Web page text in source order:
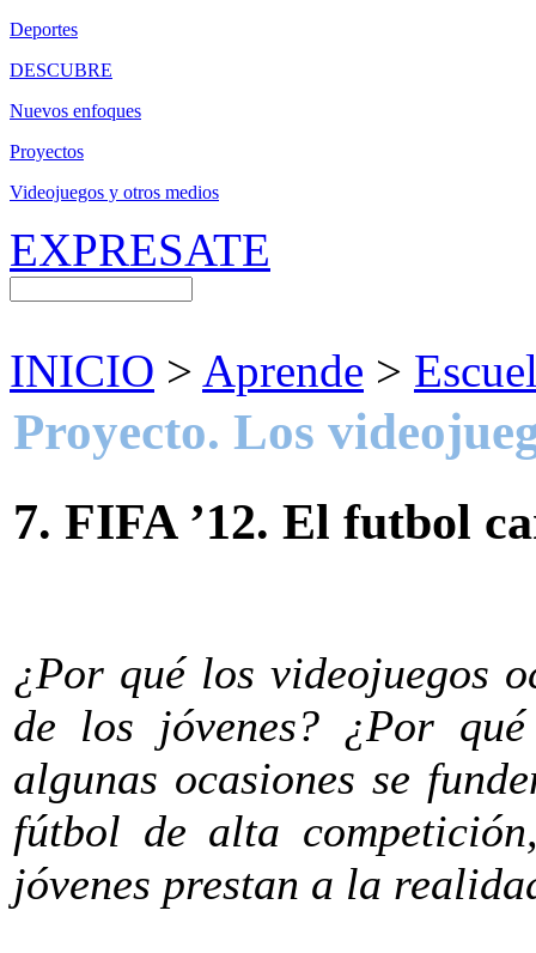
Deportes
DESCUBRE
Nuevos enfoques
Proyectos
Videojuegos y otros medios
EXPRESATE
INICIO > Aprende >
Proyecto. Los
7. FIFA ’12. El futbol
¿Por qué los videojuegos
de los jóvenes? ¿Por
algunas ocasiones se
fútbol de alta
jóvenes prestan a la